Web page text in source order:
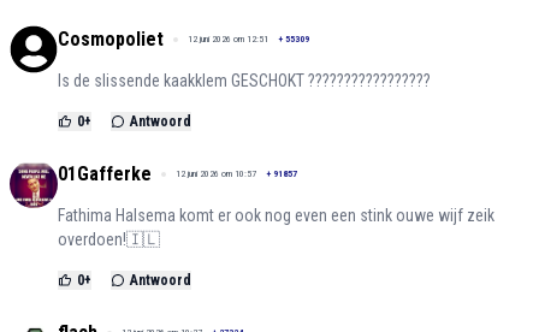
Cosmopoliet 12 juni 2026 om 12:51 + 55309
Is de slissende kaakklem GESCHOKT ?????????????????
0+ Antwoord
01Gafferke 12 juni 2026 om 10:57 + 91857
Fathima Halsema komt er ook nog even een stink ouwe wijf zeik
overdoen!🇮🇱
0+ Antwoord